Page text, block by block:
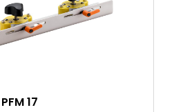
PFM 17